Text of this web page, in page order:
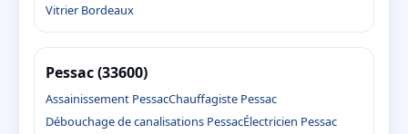
Vitrier Bordeaux
Pessac (33600)
Assainissement PessacChauffagiste Pessac
Débouchage de canalisations PessacÉlectricien Pessac